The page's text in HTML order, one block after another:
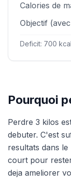
Calories de
Objectif
Deficit: 700
Pourquoi
Perdre 3 kilos
debuter. C'est
resultats dans
court pour
deja ameliorer